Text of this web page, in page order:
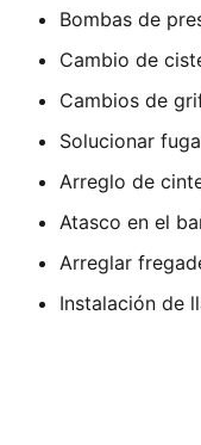
Bombas de
Cambio de
Cambios de
Solucionar
Arreglo de
Atasco en el
Arreglar
Instalación de